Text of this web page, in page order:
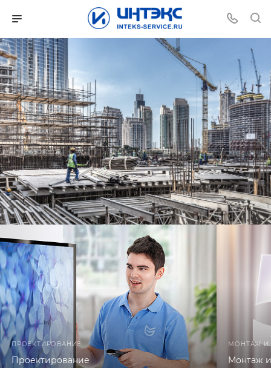
ПРОЕКТИРОВАНИЕ
Проектирование
МОНТАЖ И
Монтаж